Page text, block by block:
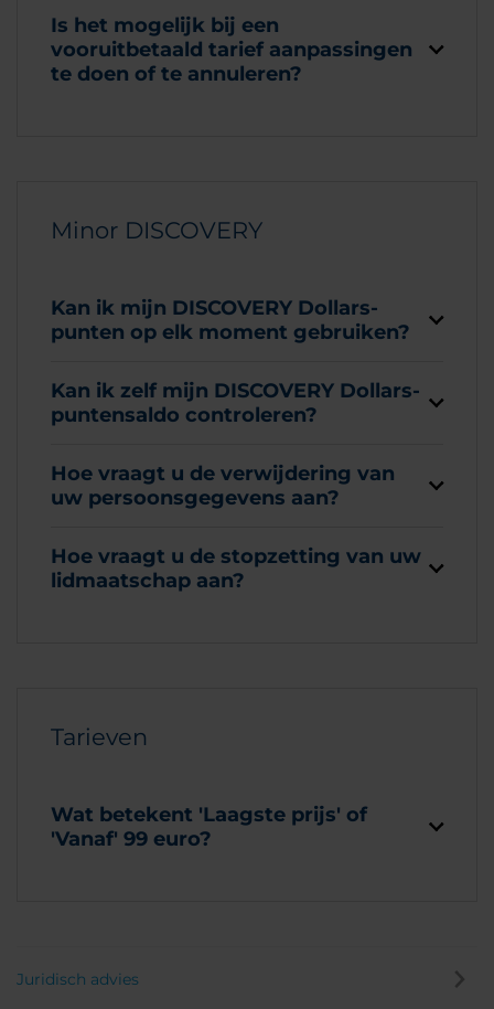
Is het mogelijk bij een
vooruitbetaald tarief aanpassingen
te doen of te annuleren?
Minor DISCOVERY
Kan ik mijn DISCOVERY Dollars-
punten op elk moment gebruiken?
Kan ik zelf mijn DISCOVERY Dollars-
puntensaldo controleren?
Hoe vraagt u de verwijdering van
uw persoonsgegevens aan?
Hoe vraagt u de stopzetting van uw
lidmaatschap aan?
Tarieven
Wat betekent 'Laagste prijs' of
'Vanaf' 99 euro?
Juridisch advies